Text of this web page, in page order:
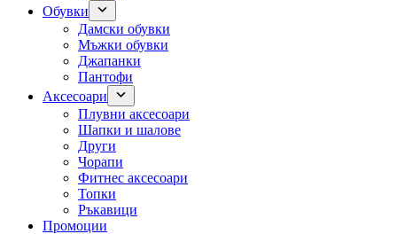
Обувки
Дамски обувки
Мъжки обувки
Джапанки
Пантофи
Аксесоари
Плувни аксесоари
Шапки и шалове
Други
Чорапи
Фитнес аксесоари
Топки
Ръкавици
Промоции